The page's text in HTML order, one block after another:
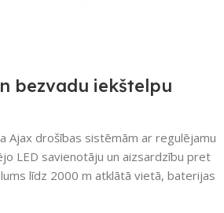
bezvadu iekštelpu
Ajax drošības sistēmām ar regulējamu
LED savienotāju un aizsardzību pret
līdz 2000 m atklātā vietā, baterijas